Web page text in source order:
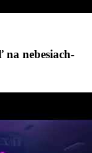
na nebesiach-